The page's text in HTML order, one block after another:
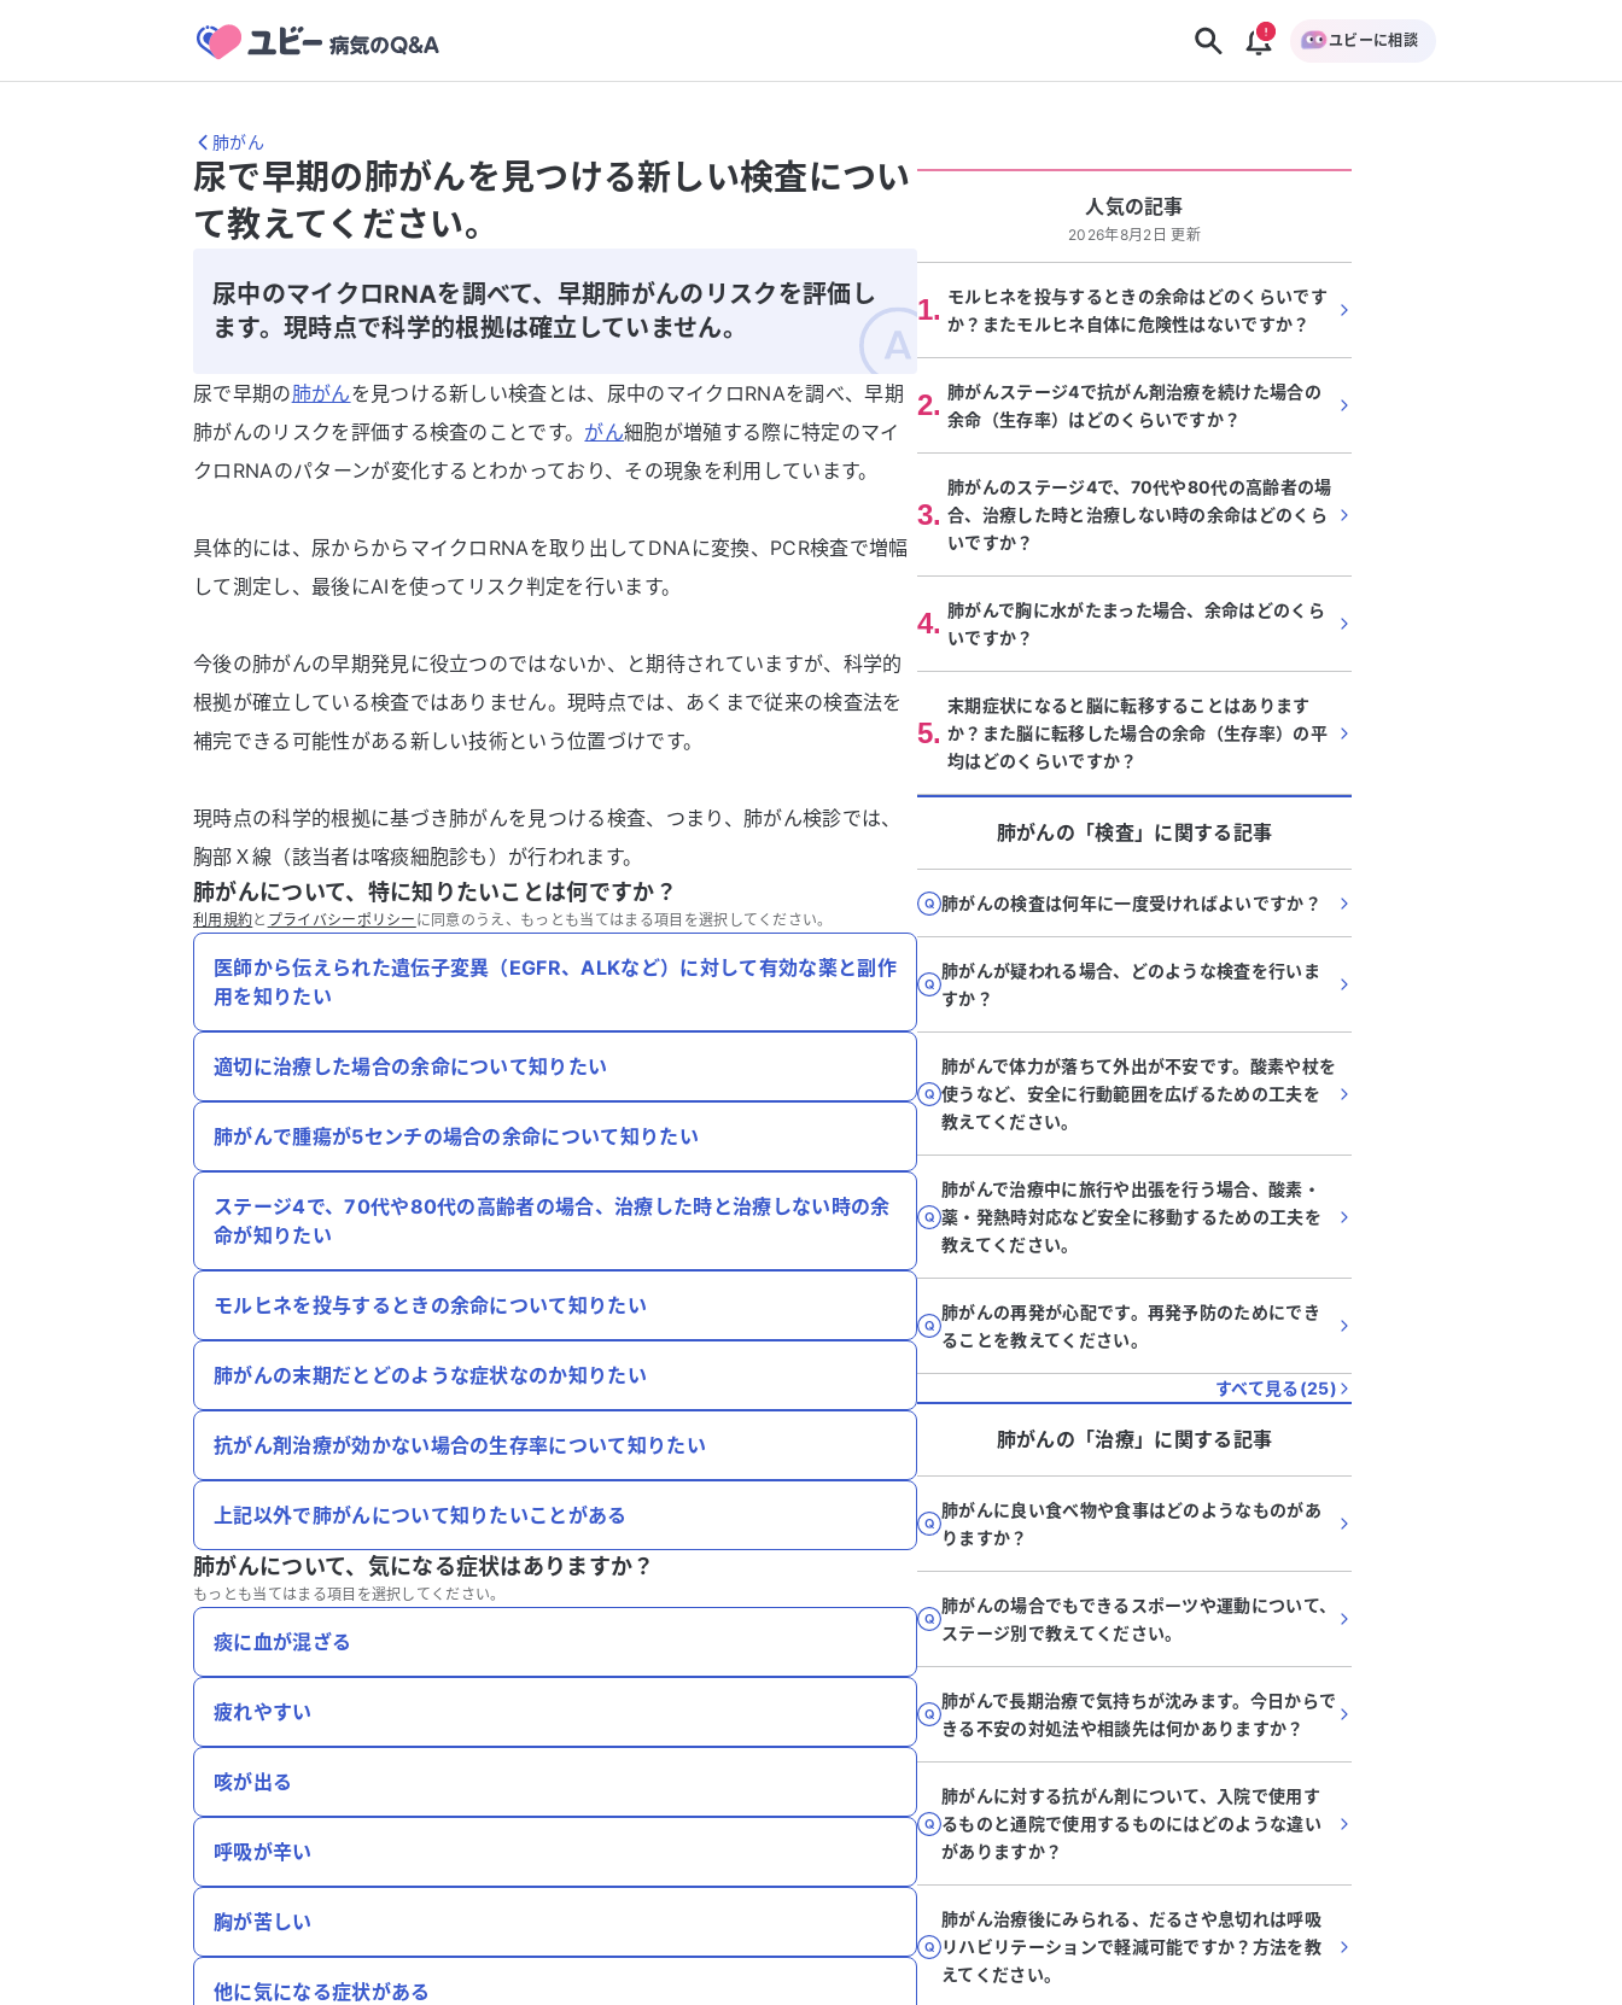
ユビーに相談
肺がん
尿で早期の肺がんを見つける新しい検査につい
て教えてください。
尿中のマイクロRNAを調べて、早期肺がんのリスクを評価し
ます。現時点で科学的根拠は確立していません。
尿で早期の肺がんを見つける新しい検査とは、尿中のマイクロRNAを調べ、早期
肺がんのリスクを評価する検査のことです。 がん細胞が増殖する際に特定のマイ
クロRNAのパターンが変化するとわかっており、その現象を利用しています。
具体的には、尿からからマイクロRNAを取り出してDNAに変換、PCR検査で増幅
して測定し、最後にAIを使ってリスク判定を行います。
今後の肺がんの早期発見に役立つのではないか、と期待されていますが、科学的
根拠が確立している検査ではありません。現時点では、あくまで従来の検査法を
補完できる可能性がある新しい技術という位置づけです。
現時点の科学的根拠に基づき肺がんを見つける検査、つまり、肺がん検診では、
胸部Ｘ線（該当者は喀痰細胞診も）が行われます。
肺がんについて、特に知りたいことは何ですか？
利用規約と プライバシーポリシー に同意のうえ、もっとも当てはまる項目を選択してください。
医師から伝えられた遺伝子変異（EGFR、ALKなど）に対して有効な薬と副作
用を知りたい
適切に治療した場合の余命について知りたい
肺がんで腫瘍が5センチの場合の余命について知りたい
ステージ4で、70代や80代の高齢者の場合、治療した時と治療しない時の余
命が知りたい
モルヒネを投与するときの余命について知りたい
肺がんの末期だとどのような症状なのか知りたい
抗がん剤治療が効かない場合の生存率について知りたい
上記以外で肺がんについて知りたいことがある
肺がんについて、 気になる症状はありますか？
もっとも当てはまる項目を選択してください。
痰に血が混ざる
疲れやすい
咳が出る
呼吸が辛い
胸が苦しい
他に気になる症状がある
人気の記事
2026年8月2日 更新
1. モルヒネを投与するときの余命はどのくらいです
か？またモルヒネ自体に危険性はないですか？
2. 肺がんステージ4で抗がん剤治療を続けた場合の
余命（生存率）はどのくらいですか？
3.
肺がんのステージ4で、70代や80代の高齢者の場
合、治療した時と治療しない時の余命はどのくら
いですか？
4. 肺がんで胸に水がたまった場合、余命はどのくら
いですか？
5.
末期症状になると脳に転移することはあります
か？また脳に転移した場合の余命（生存率）の平
均はどのくらいですか？
肺がんの「検査」に関する記事
肺がんの検査は何年に一度受ければよいですか？
肺がんが疑われる場合、どのような検査を行いま
すか？
肺がんで体力が落ちて外出が不安です。酸素や杖を
使うなど、安全に行動範囲を広げるための工夫を
教えてください。
肺がんで治療中に旅行や出張を行う場合、酸素・
薬・発熱時対応など安全に移動するための工夫を
教えてください。
肺がんの再発が心配です。再発予防のためにでき
ることを教えてください。
すべて見る(25)
肺がんの「治療」に関する記事
肺がんに良い食べ物や食事はどのようなものがあ
りますか？
肺がんの場合でもできるスポーツや運動について、
ステージ別で教えてください。
肺がんで長期治療で気持ちが沈みます。今日からで
きる不安の対処法や相談先は何かありますか？
肺がんに対する抗がん剤について、入院で使用す
るものと通院で使用するものにはどのような違い
がありますか？
肺がん治療後にみられる、だるさや息切れは呼吸
リハビリテーションで軽減可能ですか？方法を教
えてください。